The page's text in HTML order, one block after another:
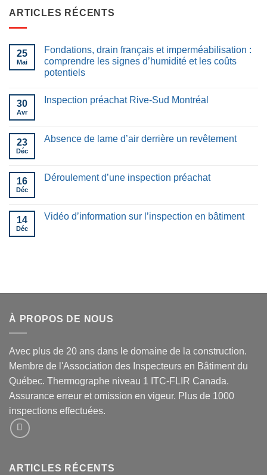
ARTICLES RÉCENTS
25
Mai
Fondations, drain français et imperméabilisation :
comprendre les signes d’humidité et les coûts
potentiels
30
Avr
Inspection préachat Rive-Sud Montréal
23
Déc
Absence de lame d’air derrière un revêtement
16
Déc
Déroulement d’une inspection préachat
14
Déc
Vidéo d’information sur l’inspection en bâtiment
À PROPOS DE NOUS
Avec plus de 20 ans dans le domaine de la construction.
Membre de l'Association des Inspecteurs en Bâtiment du
Québec. Thermographe niveau 1 ITC-FLIR Canada.
Assurance erreur et omission en vigeur. Plus de 1000
inspections effectuées.
ARTICLES RÉCENTS